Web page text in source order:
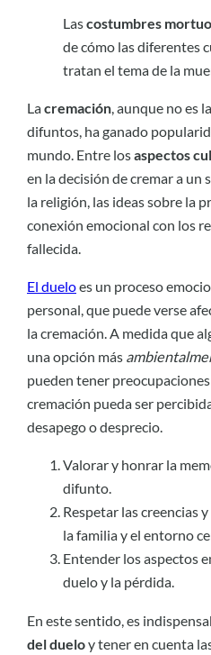
Lascostumbres
de cómo las diferentes
tratan el tema de la
Lacremación , aunque no es
difuntos, ha ganado
mundo. Entre losaspectos
en la decisión de cremar a un
la religión, las ideas sobre la
conexión emocional con los
fallecida.
El dueloes un proceso
personal, que puede verse
la cremación. A medida que
una opción más
pueden tener
cremación pueda ser
desapego o desprecio.
Valorar y honrar la
difunto.
Respetar las creencias
la familia y el entorno
Entender los aspectos
duelo y la pérdida.
En este sentido, es
del dueloy tener en cuenta